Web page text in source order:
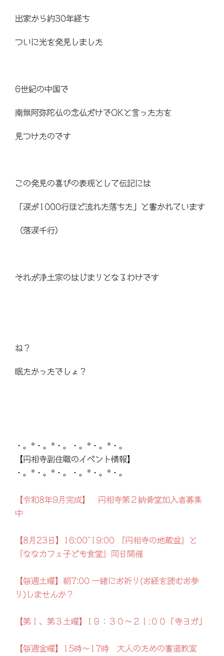
出家から約30年経ち
ついに光を発見しました
6世紀の中国で
南無阿弥陀仏の念仏だけでOKと言った方を
見つけたのです
この発見の喜びの表現として伝記には
「涙が1000行ほど流れた落ちた」と書かれています
（落涙千行）
それが浄土宗のはじまりとなるわけです
ね？
眠たかったでしょ？
・。*・。*・。・。*・。*・。
【円相寺副住職のイベント情報】
・。*・。*・。・。*・。*・。
【令和8年9月完成】 円相寺第２納骨堂加入者募集
中
【8月23日】16:00~19:00 『円相寺の地蔵盆』と
『ななカフェ子ども食堂』同日開催
【毎週土曜】朝7:00 一緒にお祈り(お経を読むお参
り)しませんか？
【第１、第３土曜】1９：３０～２１:００「寺ヨガ」
【毎週金曜】15時～17時 大人のための書道教室